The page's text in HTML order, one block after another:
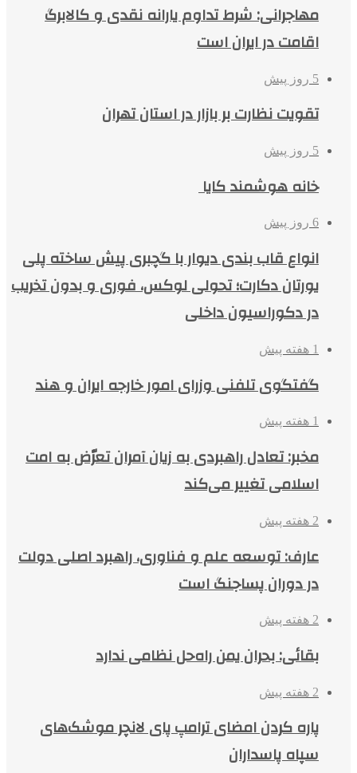
مهاجرانی: شرط تداوم یارانه نقدی و کالابرگ
اقامت در ایران است
5 روز پیش
تقویت نظارت بر بازار در استان تهران
5 روز پیش
خانه هوشمند کایا
6 روز پیش
انواع قاب بندی دیوار با گچبری پیش ساخته پلی
یورتان دکارت؛ تحولی لوکس، فوری و بدون تخریب
در دکوراسیون داخلی
1 هفته پیش
گفتگوی تلفنی وزرای امور خارجه ایران و هند
1 هفته پیش
مخبر: تعادل راهبردی به زیان آمران تعرّض به امت
اسلامی تغییر می‌کند
2 هفته پیش
عارف: توسعه علم و فناوری، راهبرد اصلی دولت
در دوران پساجنگ است
2 هفته پیش
بقائی: بحران یمن راه‌حل نظامی ندارد
2 هفته پیش
پاره کردن امضای ترامپ پای لانچر موشک‌های
سپاه پاسداران